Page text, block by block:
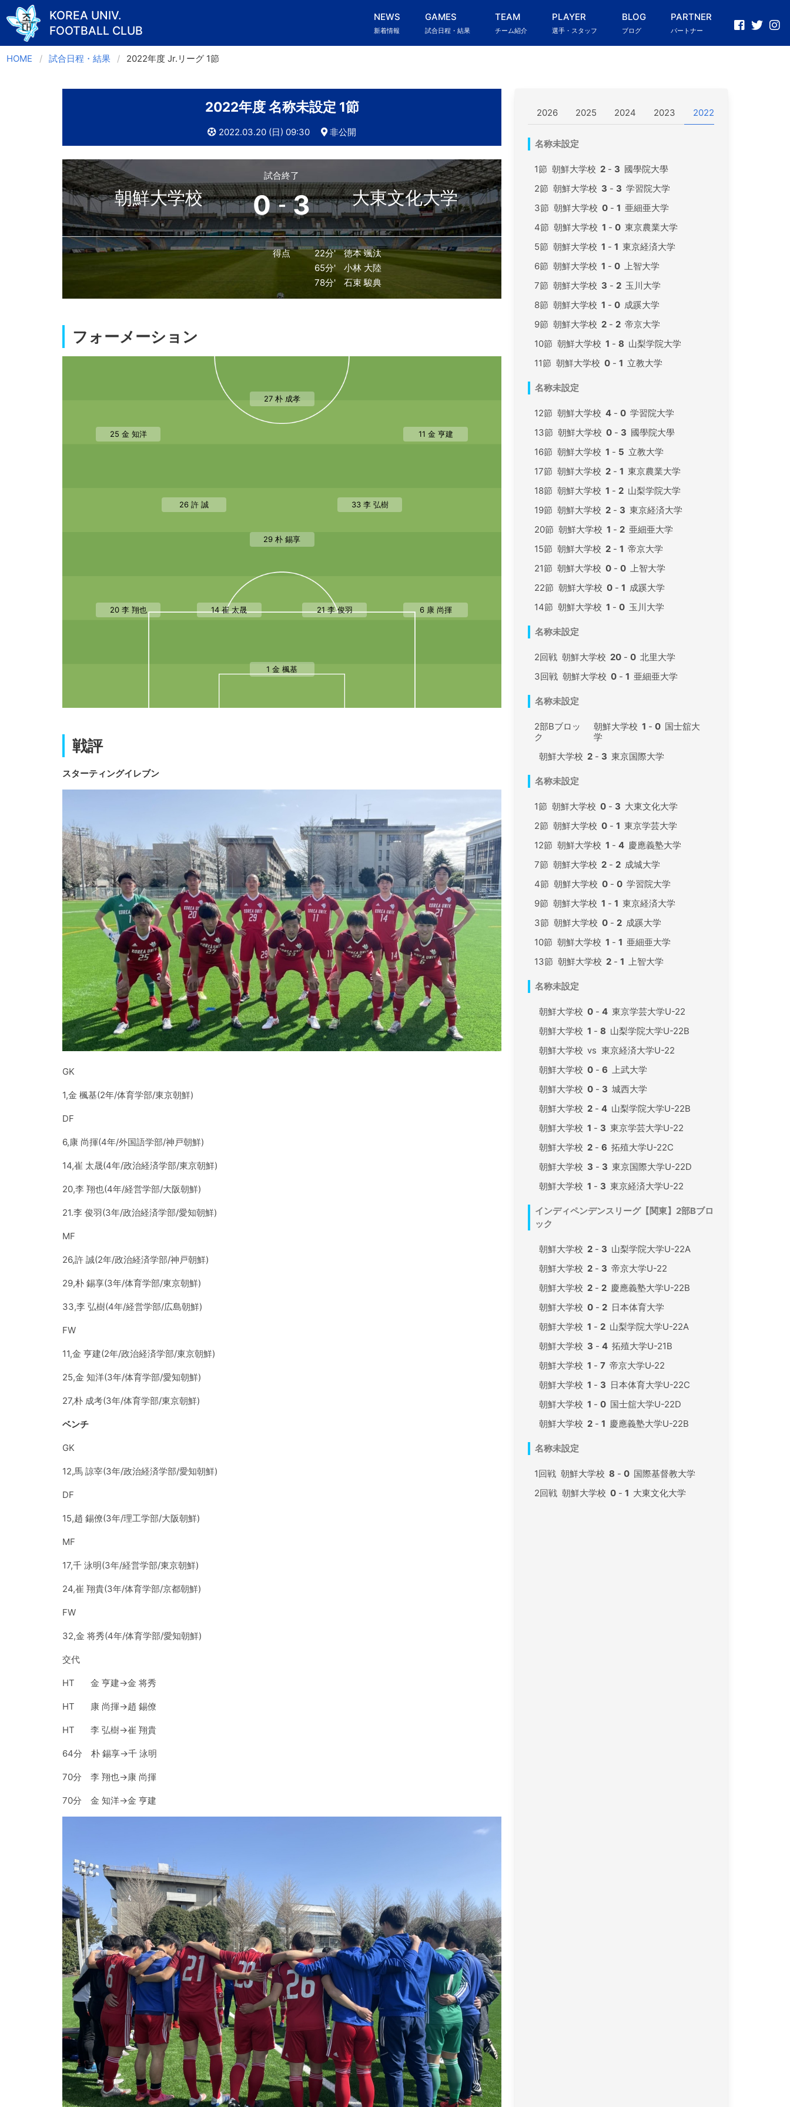
to
KOREA UNIV.
FOOTBALL CLUB
NEWS
新着情報
GAMES
試合日程・結果
TEAM
チーム紹介
PLAYER
選手・スタッフ
BLOG
ブログ
PARTNER
パートナー
HOME 試合日程・結果 2022年度 Jr.リーグ 1節
2022年度 名称未設定 1節
2022.03.20 (日) 09:30 非公開
朝鮮大学校
試合終了
0 - 3 大東文化大学
得点 徳本 颯汰
22分'
小林 大陸
65分'
石束 駿典
78分'
フォーメーション
1 金 楓基
20 李 翔也 14 崔 太晟 21 李 俊羽 6 康 尚揮
26 許 誠
29 朴 錫享
33 李 弘樹
25 金 知洋
27 朴 成孝
11 金 亨建
戦評
スターティングイレブン
GK
1,金 楓基(2年/体育学部/東京朝鮮)
DF
6,康 尚揮(4年/外国語学部/神戸朝鮮)
14,崔 太晟(4年/政治経済学部/東京朝鮮)
20,李 翔也(4年/経営学部/大阪朝鮮)
21.李 俊羽(3年/政治経済学部/愛知朝鮮)
MF
26,許 誠(2年/政治経済学部/神戸朝鮮)
29,朴 錫享(3年/体育学部/東京朝鮮)
33,李 弘樹(4年/経営学部/広島朝鮮)
FW
11,金 亨建(2年/政治経済学部/東京朝鮮)
25,金 知洋(3年/体育学部/愛知朝鮮)
27,朴 成考(3年/体育学部/東京朝鮮)
ベンチ
GK
12,馬 諒宰(3年/政治経済学部/愛知朝鮮)
DF
15,趙 錫僚(3年/理工学部/大阪朝鮮)
MF
17,千 泳明(3年/経営学部/東京朝鮮)
24,崔 翔貴(3年/体育学部/京都朝鮮)
FW
32,金 将秀(4年/体育学部/愛知朝鮮)
交代
HT 金 亨建→金 将秀
HT 康 尚揮→趙 錫僚
HT 李 弘樹→崔 翔貴
64分 朴 錫享→千 泳明
70分 李 翔也→康 尚揮
70分 金 知洋→金 亨建
2026 2025 2024 2023 2022
名称未設定
1節 朝鮮大学校 2 - 3 國學院大學
2節 朝鮮大学校 3 - 3 学習院大学
3節 朝鮮大学校 0 - 1 亜細亜大学
4節 朝鮮大学校 1 - 0 東京農業大学
5節 朝鮮大学校 1 - 1 東京経済大学
6節 朝鮮大学校 1 - 0
上智大学
7節 朝鮮大学校 3 - 2 玉川大学
8節 朝鮮大学校 1 - 0 成蹊大学
9節 朝鮮大学校 2 - 2 帝京大学
10節 朝鮮大学校 1 - 8 山梨学院大学
11節 朝鮮大学校 0 - 1 立教大学
名称未設定
12節 朝鮮大学校 4 - 0 学習院大学
13節 朝鮮大学校 0 - 3 國學院大學
16節 朝鮮大学校 1 - 5 立教大学
17節 朝鮮大学校 2 - 1 東京農業大学
18節 朝鮮大学校 1 - 2 山梨学院大学
19節 朝鮮大学校 2 - 3 東京経済大学
20節 朝鮮大学校 1 - 2 亜細亜大学
15節 朝鮮大学校 2 - 1 帝京大学
21節 朝鮮大学校 0 - 0
上智大学
22節 朝鮮大学校 0 - 1 成蹊大学
14節 朝鮮大学校 1 - 0 玉川大学
名称未設定
2回戦 朝鮮大学校 20 - 0 北里大学
3回戦 朝鮮大学校 0 - 1 亜細亜大学
名称未設定
2部Bブロッ
ク
朝鮮大学校 1 - 0 国士舘大
学
朝鮮大学校 2 - 3 東京国際大学
名称未設定
1節 朝鮮大学校 0 - 3 大東文化大学
2節 朝鮮大学校 0 - 1 東京学芸大学
12節 朝鮮大学校 1 - 4 慶應義塾大学
7節 朝鮮大学校 2 - 2 成城大学
4節 朝鮮大学校 0 - 0 学習院大学
9節 朝鮮大学校 1 - 1 東京経済大学
3節 朝鮮大学校 0 - 2 成蹊大学
10節 朝鮮大学校 1 - 1 亜細亜大学
13節 朝鮮大学校 2 - 1 上智大学
名称未設定
朝鮮大学校 0 - 4 東京学芸大学U-22
朝鮮大学校 1 - 8 山梨学院大学U-22B
朝鮮大学校 vs 東京経済大学U-22
朝鮮大学校 0 - 6
上武大学
朝鮮大学校 0 - 3 城西大学
朝鮮大学校 2 - 4 山梨学院大学U-22B
朝鮮大学校 1 - 3 東京学芸大学U-22
朝鮮大学校 2 - 6 拓殖大学U-22C
朝鮮大学校 3 - 3 東京国際大学U-22D
朝鮮大学校 1 - 3 東京経済大学U-22
インディペンデンスリーグ【関東】2部Bブロ
ック
朝鮮大学校 2 - 3 山梨学院大学U-22A
朝鮮大学校 2 - 3 帝京大学U-22
朝鮮大学校 2 - 2 慶應義塾大学U-22B
朝鮮大学校 0 - 2 日本体育大学
朝鮮大学校 1 - 2 山梨学院大学U-22A
朝鮮大学校 3 - 4 拓殖大学U-21B
朝鮮大学校 1 - 7 帝京大学U‐22
朝鮮大学校 1 - 3 日本体育大学U-22C
朝鮮大学校 1 - 0 国士舘大学U-22D
朝鮮大学校 2 - 1 慶應義塾大学U-22B
名称未設定
1回戦 朝鮮大学校 8 - 0 国際基督教大学
2回戦 朝鮮大学校 0 - 1 大東文化大学